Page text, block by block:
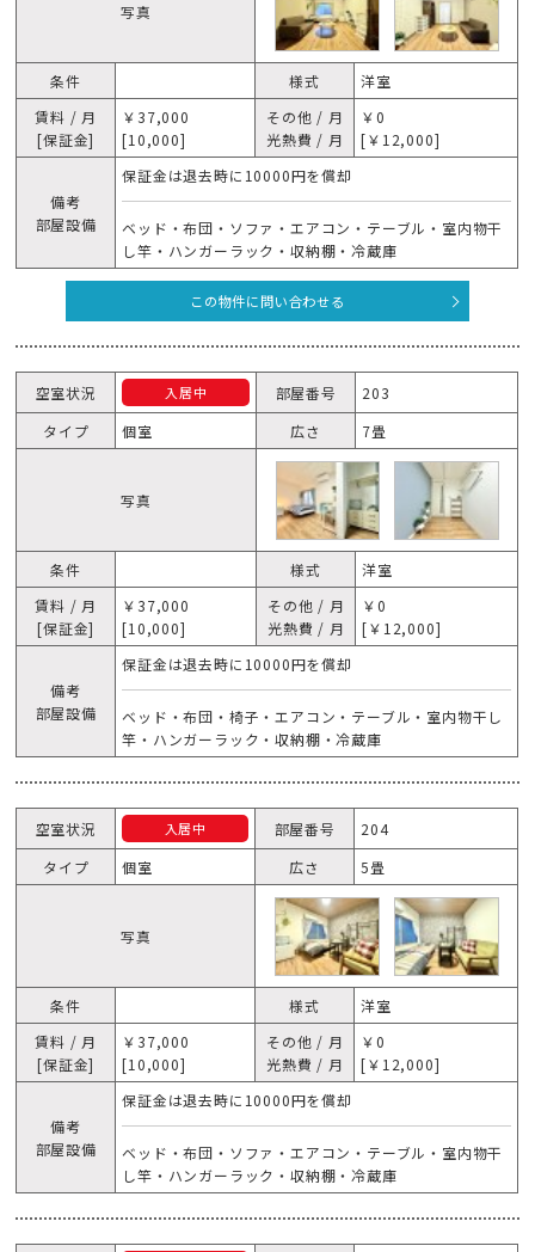
写真
条件 様式
洋室
賃料 / 月
[保証金]
￥37,000
[10,000]
その他 / 月
光熱費 / 月
￥0
[￥12,000]
備考
部屋設備
保証金は退去時に10000円を償却
ベッド・布団・ソファ・エアコン・テーブル・室内物干
し竿・ハンガーラック・収納棚・冷蔵庫
この物件に問い合わせる
空室状況 入居中 部屋番号
203
タイプ
個室 広さ 7畳
写真
条件 様式
洋室
賃料 / 月
[保証金]
￥37,000
[10,000]
その他 / 月
光熱費 / 月
￥0
[￥12,000]
備考
部屋設備
保証金は退去時に10000円を償却
ベッド・布団・椅子・エアコン・テーブル・室内物干し
竿・ハンガーラック・収納棚・冷蔵庫
空室状況 入居中 部屋番号
204
タイプ
個室 広さ 5畳
写真
条件 様式
洋室
賃料 / 月
[保証金]
￥37,000
[10,000]
その他 / 月
光熱費 / 月
￥0
[￥12,000]
備考
部屋設備
保証金は退去時に10000円を償却
ベッド・布団・ソファ・エアコン・テーブル・室内物干
し竿・ハンガーラック・収納棚・冷蔵庫